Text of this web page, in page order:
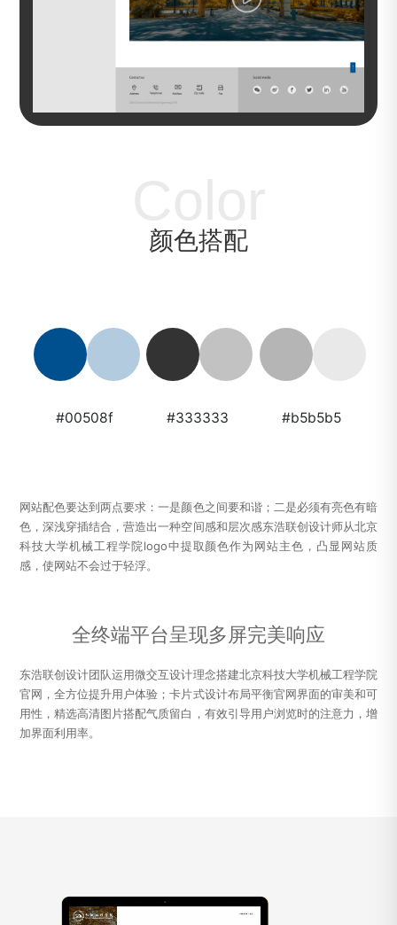
颜色搭配
#00508f #333333 #b5b5b5
网站配色要达到两点要求：一是颜色之间要和谐；二是必须有亮色有暗
色，深浅穿插结合，营造出一种空间感和层次感东浩联创设计师从北京
科技大学机械工程学院logo中提取颜色作为网站主色，凸显网站质
感，使网站不会过于轻浮。
全终端平台呈现多屏完美响应
东浩联创设计团队运用微交互设计理念搭建北京科技大学机械工程学院
官网，全方位提升用户体验；卡片式设计布局平衡官网界面的审美和可
用性，精选高清图片搭配气质留白，有效引导用户浏览时的注意力，增
加界面利用率。